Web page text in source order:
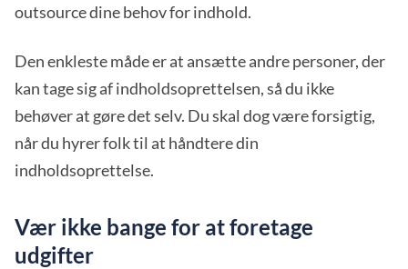
outsource dine behov for indhold.
Den enkleste måde er at ansætte andre personer, der
kan tage sig af indholdsoprettelsen, så du ikke
behøver at gøre det selv. Du skal dog være forsigtig,
når du hyrer folk til at håndtere din
indholdsoprettelse.
Vær ikke bange for at foretage
udgifter